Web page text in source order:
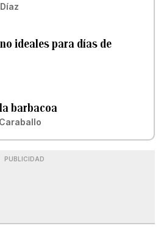
ideales para días de
barbacoa
PUBLICIDAD